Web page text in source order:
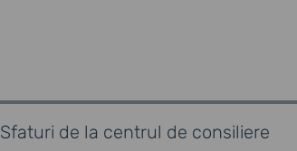
Sfaturi de la centrul de consiliere